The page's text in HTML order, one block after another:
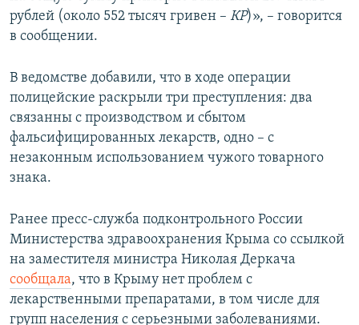
Все сайты RFE/RL
рублей (около 552 тысяч гривен – КР)», – говорится
в сообщении.
В ведомстве добавили, что в ходе операции
полицейские раскрыли три преступления: два
связанны с производством и сбытом
фальсифицированных лекарств, одно – с
незаконным использованием чужого товарного
знака.
Ранее пресс-служба подконтрольного России
Министерства здравоохранения Крыма со ссылкой
на заместителя министра Николая Деркача
сообщала, что в Крыму нет проблем с
лекарственными препаратами, в том числе для
групп населения с серьезными заболеваниями.